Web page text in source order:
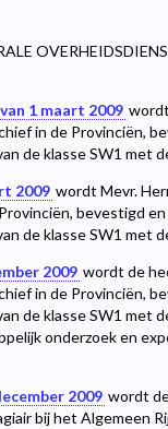
1 maart 2009
in de Provinciën,
de klasse SW1 met
2009 wordt Mevr.
bevestigd
de klasse SW1 met
2009 wordt de
in de Provinciën,
de klasse SW1 met
onderzoek en
2009 wordt
bij het Algemeen